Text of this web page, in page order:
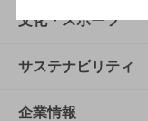
商品一覧
商品発売情報
栄養成分一覧
知る・楽しむ
キャンペーン
工場見学
文化・スポーツ
文化・スポーツ
サントリーホール
サステナビリティ
サステナビリテ
企業情報